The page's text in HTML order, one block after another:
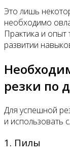
Это лишь
необходимо
Практика и
развитии
резки по
Для успешной
и использовать
1. Пилы